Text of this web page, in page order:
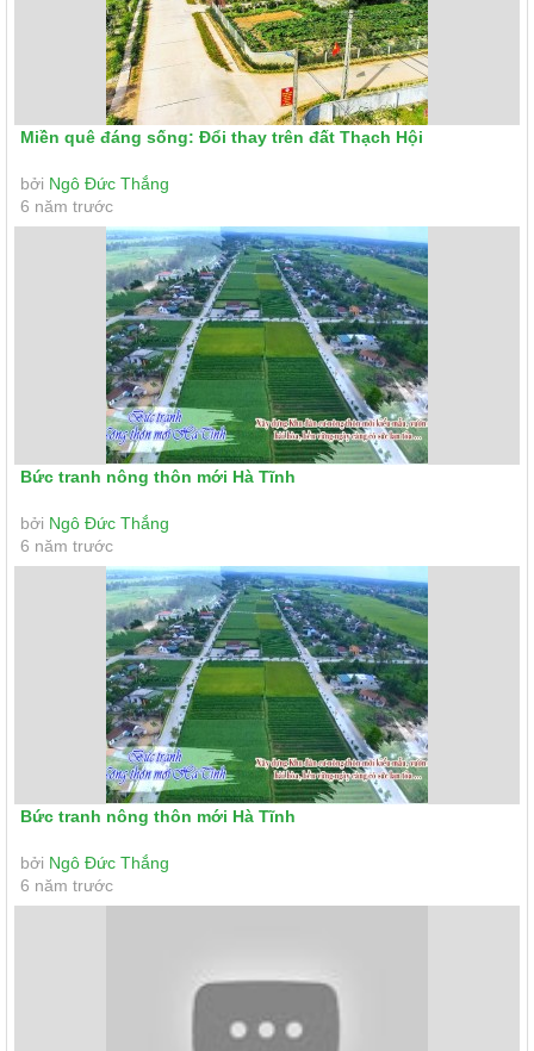
Miền quê đáng sống: Đổi thay trên đất Thạch Hội
bởi Ngô Đức Thắng
6 năm trước
Bức tranh nông thôn mới Hà Tĩnh
bởi Ngô Đức Thắng
6 năm trước
Bức tranh nông thôn mới Hà Tĩnh
bởi Ngô Đức Thắng
6 năm trước